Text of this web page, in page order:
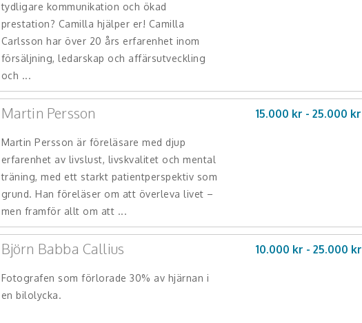
tydligare kommunikation och ökad
prestation? Camilla hjälper er! Camilla
Carlsson har över 20 års erfarenhet inom
försäljning, ledarskap och affärsutveckling
och ...
Martin Persson
Martin Persson är föreläsare med djup
erfarenhet av livslust, livskvalitet och mental
träning, med ett starkt patientperspektiv som
grund. Han föreläser om att överleva livet –
men framför allt om att ...
15.000 kr - 25.000 kr
Björn Babba Callius
Fotografen som förlorade 30% av hjärnan i
en bilolycka.
10.000 kr - 25.000 kr